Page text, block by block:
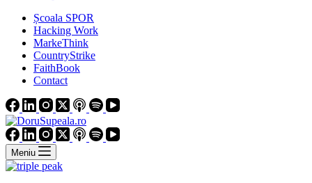
Școala SPOR
Hacking Work
MarkeThink
CountryStrike
FaithBook
Contact
Meniu